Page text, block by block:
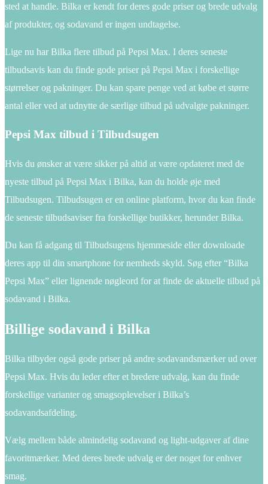
sted at handle. Bilka er kendt for deres gode priser og brede udvalg
af produkter, og sodavand er ingen undtagelse.
Lige nu har Bilka flere tilbud på Pepsi Max. I deres seneste
tilbudsavis kan du finde gode priser på Pepsi Max i forskellige
størrelser og pakninger. Du kan spare penge ved at købe et større
antal eller ved at udnytte de særlige tilbud på udvalgte pakninger.
Pepsi Max tilbud i Tilbudsugen
Hvis du ønsker at være sikker på altid at være opdateret med de
nyeste tilbud på Pepsi Max i Bilka, kan du holde øje med
Tilbudsugen. Tilbudsugen er en online platform, hvor du kan finde
de seneste tilbudsaviser fra forskellige butikker, herunder Bilka.
Du kan få adgang til Tilbudsugens hjemmeside eller downloade
deres app til din smartphone for nemheds skyld. Søg efter “Bilka
Pepsi Max” eller lignende nøgleord for at finde de aktuelle tilbud på
sodavand i Bilka.
Billige sodavand i Bilka
Bilka tilbyder også gode priser på andre sodavandsmærker ud over
Pepsi Max. Hvis du leder efter et bredere udvalg, kan du finde
forskellige varianter og smagsoplevelser i Bilka’s
sodavandsafdeling.
Vælg mellem både almindelig sodavand og light-udgaver af dine
favoritmærker. Med deres brede udvalg er der noget for enhver
smag.